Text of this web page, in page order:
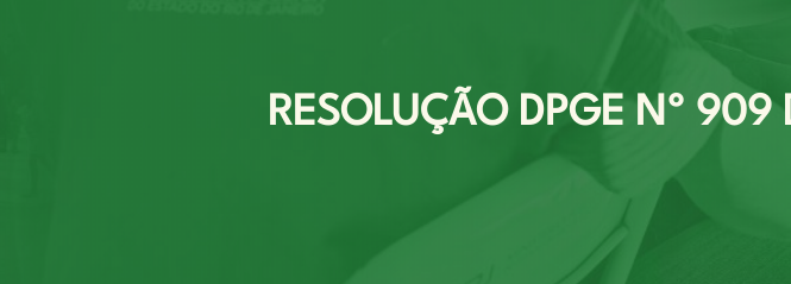
RESOLUÇÃO DPGE Nº 909